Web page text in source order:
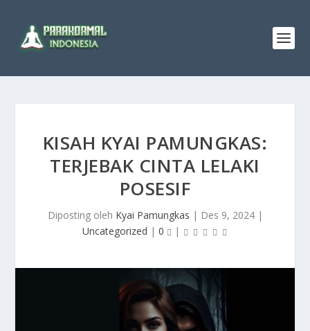
KISAH KYAI PAMUNGKAS:
TERJEBAK CINTA LELAKI
POSESIF
Diposting oleh Kyai Pamungkas | Des 9, 2024|
Uncategorized | 0 |